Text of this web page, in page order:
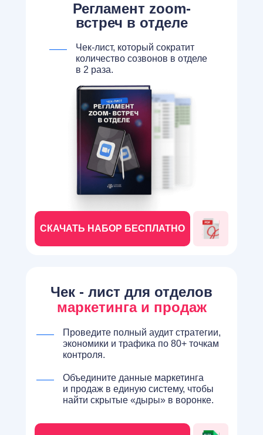
Регламент zoom-
встреч в отделе
Чек-лист, который сократит
количество созвонов в отделе
в 2 раза.
СКАЧАТЬ НАБОР БЕСПЛАТНО
Чек - лист для отделов
маркетинга и продаж
Объедините данные маркетинга
и продаж в единую систему, чтобы
найти скрытые «дыры» в воронке.
Проведите полный аудит стратегии,
экономики и трафика по 80+ точкам
контроля.